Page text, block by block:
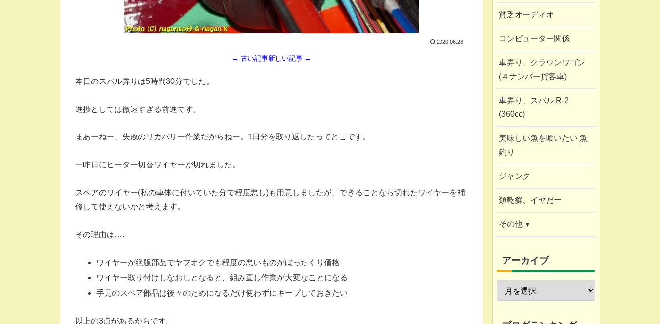
2020.06.28
← 古い記事新しい記事 →
本日のスバル弄りは5時間30分でした。
進捗としては微速すぎる前進です。
まあーねー、失敗のリカバリー作業だからねー。1日分を取り返したってとこです。
一昨日にヒーター切替ワイヤーが切れました。
スペアのワイヤー(私の車体に付いていた分で程度悪し)も用意しましたが、できることなら切れたワイヤーを補
修して使えないかと考えます。
その理由は….
ワイヤーが絶版部品でヤフオクでも程度の悪いものがぼったくり価格
ワイヤー取り付けしなおしとなると、組み直し作業が大変なことになる
手元のスペア部品は後々のためになるだけ使わずにキープしておきたい
以上の3点があるからです。
貧乏オーディオ
コンピューター関係
車弄り、クラウンワゴン
(４ナンバー貨客車)
車弄り、スバル R-2
(360cc)
美味しい魚を喰いたい 魚
釣り
ジャンク
類乾癬、イヤだー
その他
近況報告
自転車修理
家庭菜園
アーカイブ